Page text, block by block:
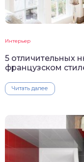
Интерьер
5 отличительных
французском
Читать далее